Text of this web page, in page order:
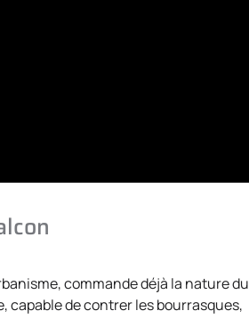
commande déjà la nature du
capable de contrer les bourrasques,